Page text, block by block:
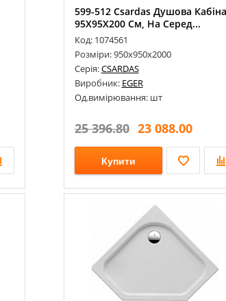
599-512 Csardas Душова Кабіна
95Х95Х200 См, На Серед...
Код: 1074561
Розміри: 950х950х2000
Серія:CSARDAS
Виробник: EGER
Од.вимірювання: шт
25 396.80 23 088.00
Купити